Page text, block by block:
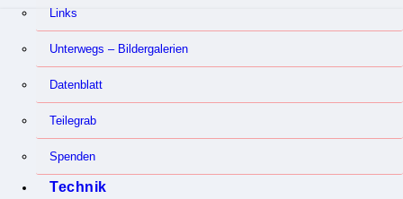
Links
Unterwegs – Bildergalerien
Datenblatt
Teilegrab
Spenden
Technik